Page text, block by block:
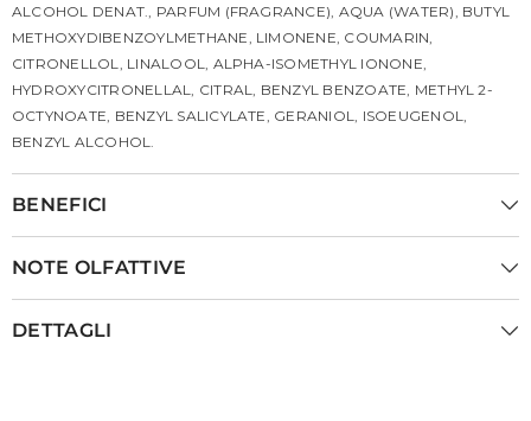
ALCOHOL DENAT., PARFUM (FRAGRANCE), AQUA (WATER), BUTYL
METHOXYDIBENZOYLMETHANE, LIMONENE, COUMARIN,
CITRONELLOL, LINALOOL, ALPHA-ISOMETHYL IONONE,
HYDROXYCITRONELLAL, CITRAL, BENZYL BENZOATE, METHYL 2-
OCTYNOATE, BENZYL SALICYLATE, GERANIOL, ISOEUGENOL,
BENZYL ALCOHOL.
BENEFICI
NOTE OLFATTIVE
DETTAGLI